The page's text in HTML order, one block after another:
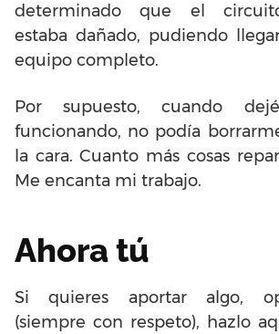
determinado que el
estaba dañado, pudiendo
equipo completo.
Por supuesto, cuando
funcionando, no podía
la cara. Cuanto más cosas
Me encanta mi trabajo.
Ahora tú
Si quieres aportar algo,
(siempre con respeto), hazlo